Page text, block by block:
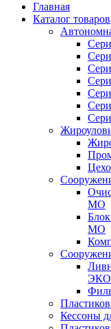
Главная
Каталог товаров
МО
МО
Кессоны